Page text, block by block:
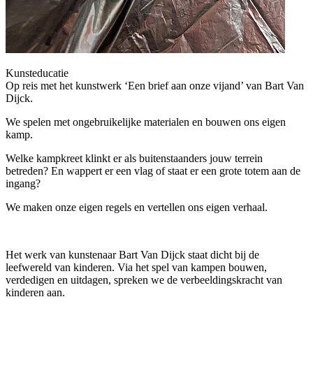
Kunsteducatie
Op reis met het kunstwerk ‘Een brief aan onze vijand’ van Bart Van
Dijck.
We spelen met ongebruikelijke materialen en bouwen ons eigen
kamp.
Welke kampkreet klinkt er als buitenstaanders jouw terrein
betreden? En wappert er een vlag of staat er een grote totem aan de
ingang?
We maken onze eigen regels en vertellen ons eigen verhaal.
Het werk van kunstenaar Bart Van Dijck staat dicht bij de
leefwereld van kinderen. Via het spel van kampen bouwen,
verdedigen en uitdagen, spreken we de verbeeldingskracht van
kinderen aan.